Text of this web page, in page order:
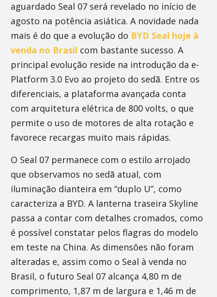
aguardado Seal 07 será revelado no início de
agosto na potência asiática. A novidade nada
mais é do que a evolução do BYD Seal hoje à
venda no Brasil com bastante sucesso. A
principal evolução reside na introdução da e-
Platform 3.0 Evo ao projeto do sedã. Entre os
diferenciais, a plataforma avançada conta
com arquitetura elétrica de 800 volts, o que
permite o uso de motores de alta rotação e
favorece recargas muito mais rápidas.
O Seal 07 permanece com o estilo arrojado
que observamos no sedã atual, com
iluminação dianteira em “duplo U”, como
caracteriza a BYD. A lanterna traseira Skyline
passa a contar com detalhes cromados, como
é possível constatar pelos flagras do modelo
em teste na China. As dimensões não foram
alteradas e, assim como o Seal à venda no
Brasil, o futuro Seal 07 alcança 4,80 m de
comprimento, 1,87 m de largura e 1,46 m de